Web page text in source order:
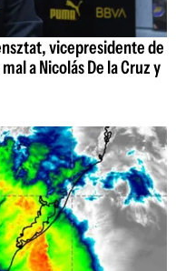
vicepresidente de
a Nicolás De la Cruz y